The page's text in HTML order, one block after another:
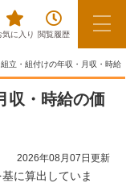
気に入り 閲覧履歴
組立・組付けの年収・月収・時給
収・時給の価
2026年08月07日更新
に算出していま